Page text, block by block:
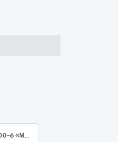
Молоко за ДК 021:2015 код – 15510000-6 «Молоко та вершки (молоко коров’яче пастеризоване жирністю 2,4%-2,6%)»